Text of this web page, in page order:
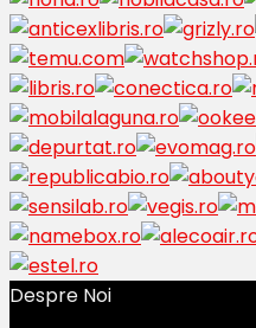
Despre Noi